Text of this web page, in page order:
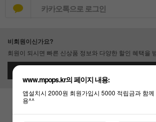
카카오톡으로 로그인
비회원이신가요?
회원이 되시면 빠른 신상품 정보와 다양한 할인 혜택을
www.mpops.kr의 페이지 내용:
앱설치시 2000원 회원가입시 5000 적립금과 함
용^^